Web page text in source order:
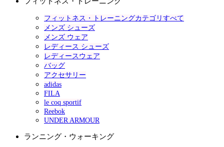
フィットネス・トレーニングカテゴリすべて
メンズ シューズ
メンズ ウェア
レディース シューズ
レディースウェア
バッグ
アクセサリー
adidas
FILA
le coq sportif
Reebok
UNDER ARMOUR
ランニング・ウォーキング